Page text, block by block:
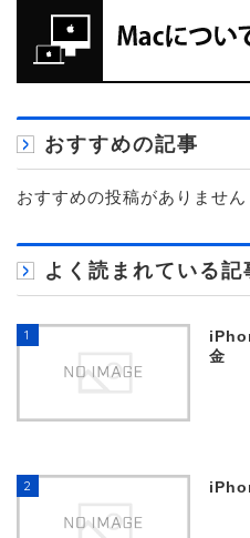
おすすめの記事
おすすめの投稿がありません
よく読まれている記
1
金
2